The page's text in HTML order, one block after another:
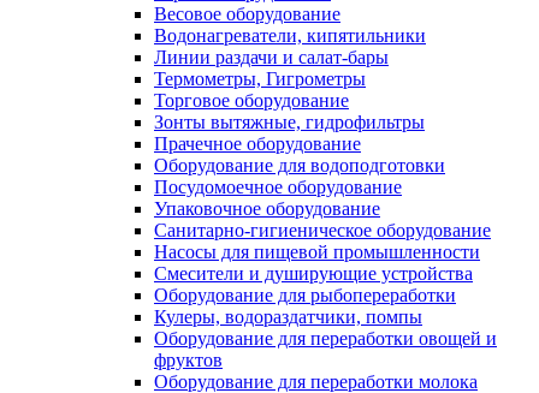
Весовое оборудование
Водонагреватели, кипятильники
Линии раздачи и салат-бары
Термометры, Гигрометры
Торговое оборудование
Зонты вытяжные, гидрофильтры
Прачечное оборудование
Оборудование для водоподготовки
Посудомоечное оборудование
Упаковочное оборудование
Санитарно-гигиеническое оборудование
Насосы для пищевой промышленности
Смесители и душирующие устройства
Оборудование для рыбопереработки
Кулеры, водораздатчики, помпы
Оборудование для переработки овощей и
фруктов
Оборудование для переработки молока